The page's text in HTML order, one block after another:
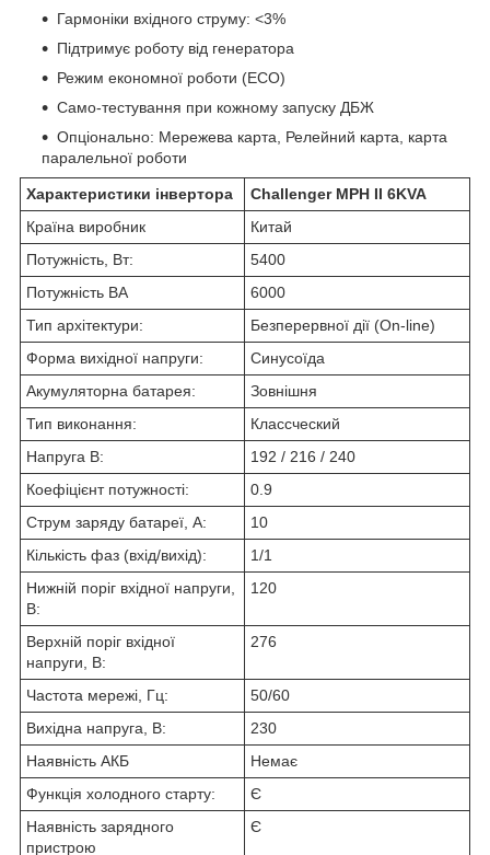
Гармоніки вхідного струму: <3%
Підтримує роботу від генератора
Режим економної роботи (ECO)
Само-тестування при кожному запуску ДБЖ
Опціонально: Мережева карта, Релейний карта, карта
паралельної роботи
Характеристики інвертора
Challenger MPH II 6KVA
Країна виробник
Китай
Потужність, Вт:
5400
Потужність ВА
6000
Тип архітектури:
Безперервної дії (On-line)
Форма вихідної напруги:
Синусоїда
Акумуляторна батарея:
Зовнішня
Тип виконання:
Классческий
Напруга В:
192 / 216 / 240
Коефіцієнт потужності:
0.9
Струм заряду батареї, А:
10
Кількість фаз (вхід/вихід):
1/1
Нижній поріг вхідної напруги,
В:
120
Верхній поріг вхідної
напруги, В:
276
Частота мережі, Гц:
50/60
Вихідна напруга, В:
230
Наявність АКБ
Немає
Функція холодного старту:
Є
Наявність зарядного
пристрою
Є